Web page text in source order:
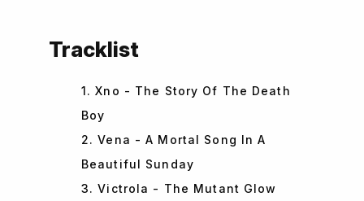
Tracklist
1. Xno - The Story Of The Death
Boy
2. Vena - A Mortal Song In A
Beautiful Sunday
3. Victrola - The Mutant Glow